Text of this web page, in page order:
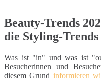
Beauty-Trends
die Styling-
Was ist "in" und was ist
Besucherinnen und
diesem Grund informieren